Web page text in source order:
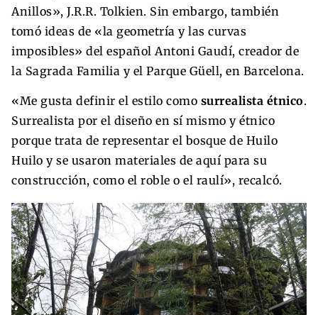
Anillos», J.R.R. Tolkien. Sin embargo, también
tomó ideas de «la geometría y las curvas
imposibles» del español Antoni Gaudí, creador de
la Sagrada Familia y el Parque Güell, en Barcelona.
«Me gusta definir el estilo como surrealista étnico.
Surrealista por el diseño en sí mismo y étnico
porque trata de representar el bosque de Huilo
Huilo y se usaron materiales de aquí para su
construcción, como el roble o el raulí», recalcó.